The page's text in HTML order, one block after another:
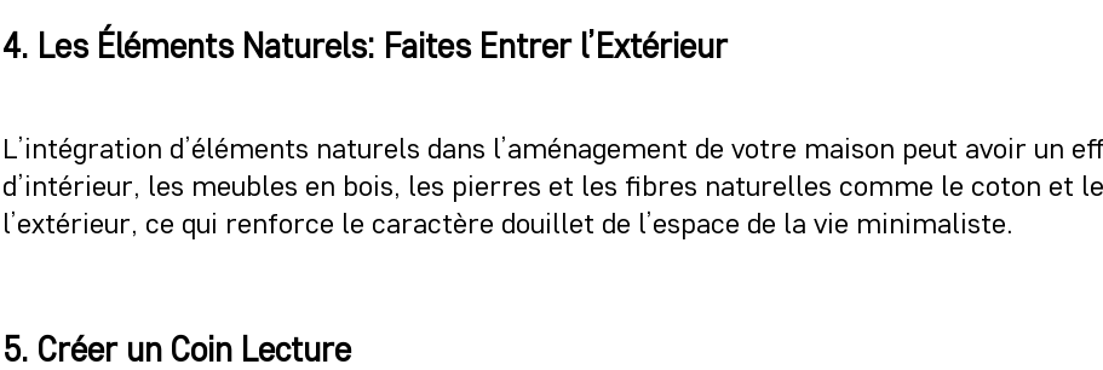
4. Les Éléments Naturels: Faites Entrer l’Extérieur
L’intégration d’éléments naturels dans l’aménagement de votre maison peut avoir un
d’intérieur, les meubles en bois, les pierres et les fibres naturelles comme le coton et
l’extérieur, ce qui renforce le caractère douillet de l’espace de la vie minimaliste.
5. Créer un Coin Lecture